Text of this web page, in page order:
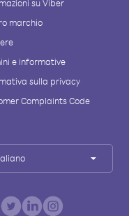
su Viber
marchio
e informative
sulla privacy
Complaints Code